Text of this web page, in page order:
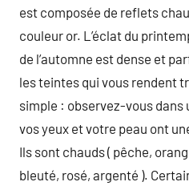
est composée de reflets
couleur or. L’éclat du
de l’automne est dense et
les teintes qui vous rendent
simple : observez-vous dans
vos yeux et votre peau ont
Ils sont chauds ( pêche,
bleuté, rosé, argenté ).